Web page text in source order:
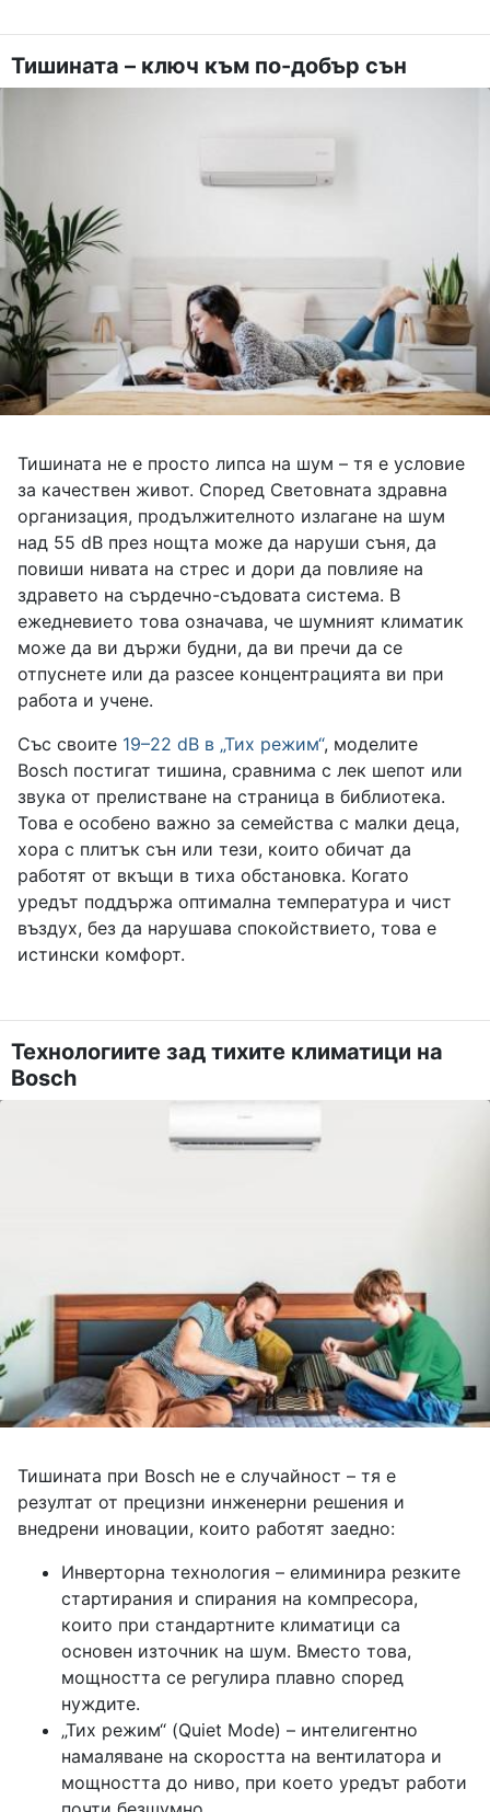
Тишината – ключ към по-добър сън
Тишината не е просто липса на шум – тя е условие
за качествен живот. Според Световната здравна
организация, продължителното излагане на шум
над 55 dB през нощта може да наруши съня, да
повиши нивата на стрес и дори да повлияе на
здравето на сърдечно-съдовата система. В
ежедневието това означава, че шумният климатик
може да ви държи будни, да ви пречи да се
отпуснете или да разсее концентрацията ви при
работа и учене.
Със своите 19–22 dB в „Тих режим“, моделите
Bosch постигат тишина, сравнима с лек шепот или
звука от прелистване на страница в библиотека.
Това е особено важно за семейства с малки деца,
хора с плитък сън или тези, които обичат да
работят от вкъщи в тиха обстановка. Когато
уредът поддържа оптимална температура и чист
въздух, без да нарушава спокойствието, това е
истински комфорт.
Технологиите зад тихите климатици на
Bosch
Тишината при Bosch не е случайност – тя е
резултат от прецизни инженерни решения и
внедрени иновации, които работят заедно:
Инверторна технология – елиминира резките
стартирания и спирания на компресора,
които при стандартните климатици са
основен източник на шум. Вместо това,
мощността се регулира плавно според
нуждите.
„Тих режим“ (Quiet Mode) – интелигентно
намаляване на скоростта на вентилатора и
мощността до ниво, при което уредът работи